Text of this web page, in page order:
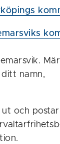
namn,
och